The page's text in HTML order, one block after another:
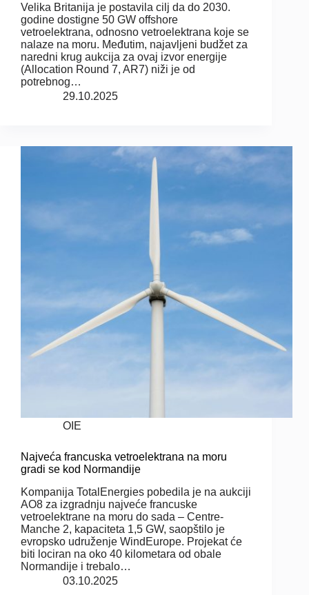
Velika Britanija je postavila cilj da do 2030.
godine dostigne 50 GW offshore
vetroelektrana, odnosno vetroelektrana koje se
nalaze na moru. Međutim, najavljeni budžet za
naredni krug aukcija za ovaj izvor energije
(Allocation Round 7, AR7) niži je od
potrebnog…
29.10.2025
OIE
Najveća francuska vetroelektrana na moru
gradi se kod Normandije
Kompanija TotalEnergies pobedila je na aukciji
AO8 za izgradnju najveće francuske
vetroelektrane na moru do sada – Centre-
Manche 2, kapaciteta 1,5 GW, saopštilo je
evropsko udruženje WindEurope. Projekat će
biti lociran na oko 40 kilometara od obale
Normandije i trebalo…
03.10.2025